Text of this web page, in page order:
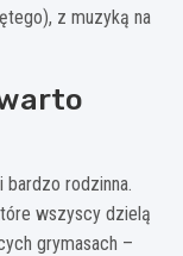
z muzyką na
bardzo rodzinna.
wszyscy dzielą
grymasach –